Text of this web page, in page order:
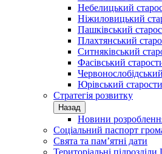
Небелицький
Ніжиловицький
Пашківський
Плахтянський
Ситняківський
Фасівський
Юрівський
Стратегія розвитку
Назад
Новини розроблення
Соціальний паспорт
Свята та пам’ятні дати
Територіальні